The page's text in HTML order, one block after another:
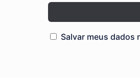
Salvar meus dados